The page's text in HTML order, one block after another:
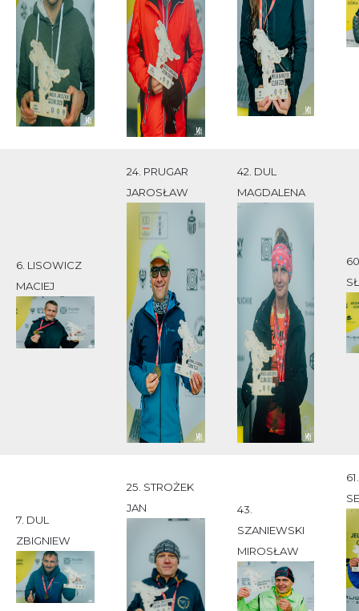
6. LISOWICZ
MACIEJ
24. PRUGAR
JAROSŁAW
42. DUL
MAGDALENA
7. DUL
ZBIGNIEW
25. STROŻEK
JAN
43.
SZANIEWSKI
MIROSŁAW